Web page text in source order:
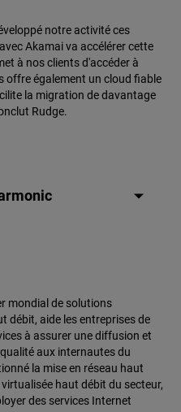
notre activité ces
Akamai va accélérer cette
à nos clients d'accéder à
offre également un cloud fiable
la migration de davantage
Rudge.
mondial de solutions
débit, aide les entreprises de
à assurer une diffusion et
aux internautes du
la mise en réseau haut
haut débit du secteur,
des services Internet